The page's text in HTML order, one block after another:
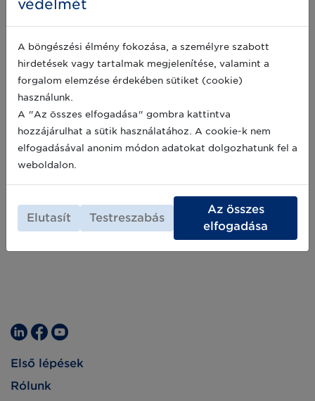
2019-12-10
Egy kis vonalkód-történelem: interjú
Viszkei György elnökkel
A GS1 Magyarország elnöke, Viszkei György a
TrendFM rádió "Nap vendége" műsorában járt
és mesélt a vonalkód, illetve a GS1
szabványrendszer születéséről, az idén 35.
évfordulóját ünneplő magyar szervezet
történetéről, a hazai kezdetekről. Hallgassa
meg az interjút most!
2019-04-03
Első lépések
Rólunk
védelmét
A böngészési élmény fokozása, a személyre szabott
hirdetések vagy tartalmak megjelenítése, valamint a
forgalom elemzése érdekében sütiket (cookie)
használunk.
A "Az összes elfogadása" gombra kattintva
hozzájárulhat a sütik használatához. A cookie-k nem
elfogadásával anonim módon adatokat dolgozhatunk fel a
weboldalon.
Elutasít Testreszabás
Az összes
elfogadása